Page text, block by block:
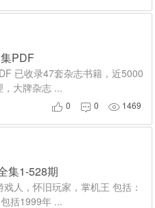
PDF
已收录47套杂志书籍，近5000
大牌杂志 ...
 0  0  1469
集1-528期
人，怀旧玩家，掌机王 包括：
括1999年 ...